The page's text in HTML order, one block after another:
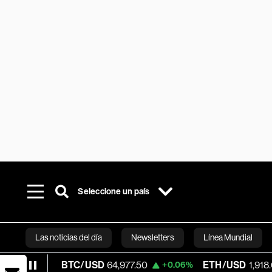
Seleccione un país
Las noticias del día Newsletters Línea Mundial
Bloomberg
BTC/USD 64,977.50 +0.06% ETH/USD 1,918.605